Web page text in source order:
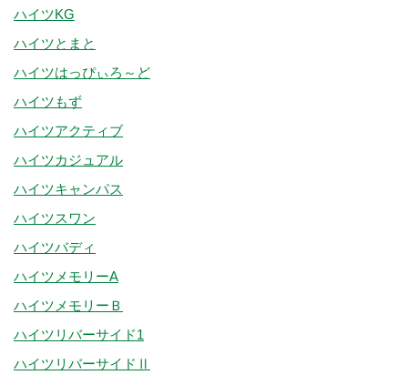
ハイツKG
ハイツとまと
ハイツはっぴぃろ～ど
ハイツもず
ハイツアクティブ
ハイツカジュアル
ハイツキャンパス
ハイツスワン
ハイツバディ
ハイツメモリーA
ハイツメモリーＢ
ハイツリバーサイド1
ハイツリバーサイドⅡ